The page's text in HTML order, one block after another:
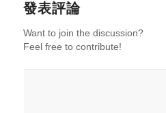
發表評論
Want to join the discussion?
Feel free to contribute!